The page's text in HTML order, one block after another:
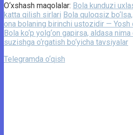
O‘xshash maqolalar: Bola kunduzi
katta qilish sirlari Bola quloqsiz
ona bolaning birinchi ustozidir — Yosh
Bola ko‘p yolg‘on gapirsa, aldasa
suzishga o‘rgatish bo‘yicha tavsiyalar
Telegramda o‘qish